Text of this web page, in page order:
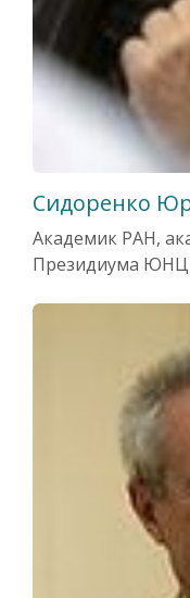
Сидоренко
Академик РАН,
Президиума